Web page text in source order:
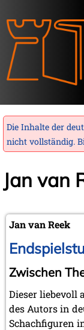
Die Inhalte der
nicht vollständig.
Jan van
Jan van Reek
Zwischen
Dieser liebevoll
des Autors in
Schachfiguren